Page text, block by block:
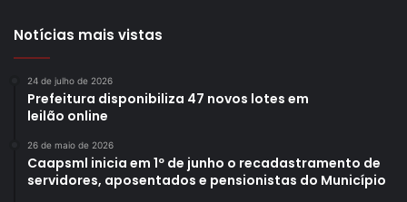
Texto: Clara Chamorro, sob supervisão dos jornalistas do
Núcleo de Comunicação da Prefeitura de Londrina
Gostei
Notícias mais vistas
24 de julho de 2026
Prefeitura disponibiliza 47 novos lotes em
leilão online
26 de maio de 2026
Caapsml inicia em 1º de junho o recadastramento de
servidores, aposentados e pensionistas do Município